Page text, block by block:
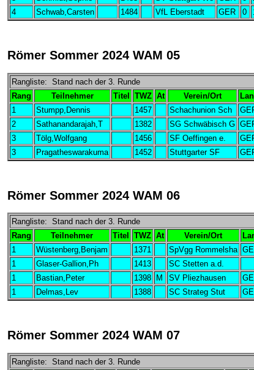
4
Schwab,Carsten 1484 VfL Eberstadt GER 0
Römer Sommer 2024 WAM 05
Rangliste: Stand nach der 3. Runde
Rang
Teilnehmer Titel TWZ At Verein/Ort
1
Stumpp,Dennis 1457 Schachunion Sch
2
Sathanandarajah,T 1382 SG Schwäbisch G
3
Tölg,Wolfgang 1456 SF Oeffingen e.
3
Pragatheswarakuma 1452 Stuttgarter SF
Römer Sommer 2024 WAM 06
Rangliste: Stand nach der 3. Runde
Rang
Teilnehmer Titel TWZ At Verein/Ort
1
Wüstenberg,Benjam 1371 SpVgg Rommelsha
1
Glaser-Gallion,Ph 1413 SC Stetten a.d.
1
Bastian,Peter 1398 M SV Pliezhausen
1
Delmas,Lev 1388 SC Strateg Stut
Römer Sommer 2024 WAM 07
Rangliste: Stand nach der 3. Runde